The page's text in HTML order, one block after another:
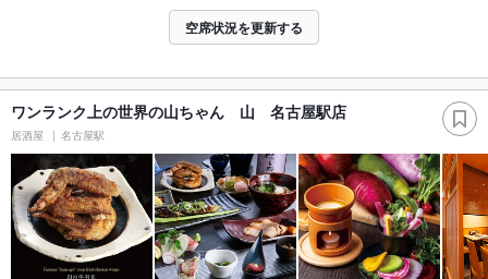
空席状況を更新する
ワンランク上の世界の山ちゃん 山 名古屋駅店
居酒屋 名古屋駅